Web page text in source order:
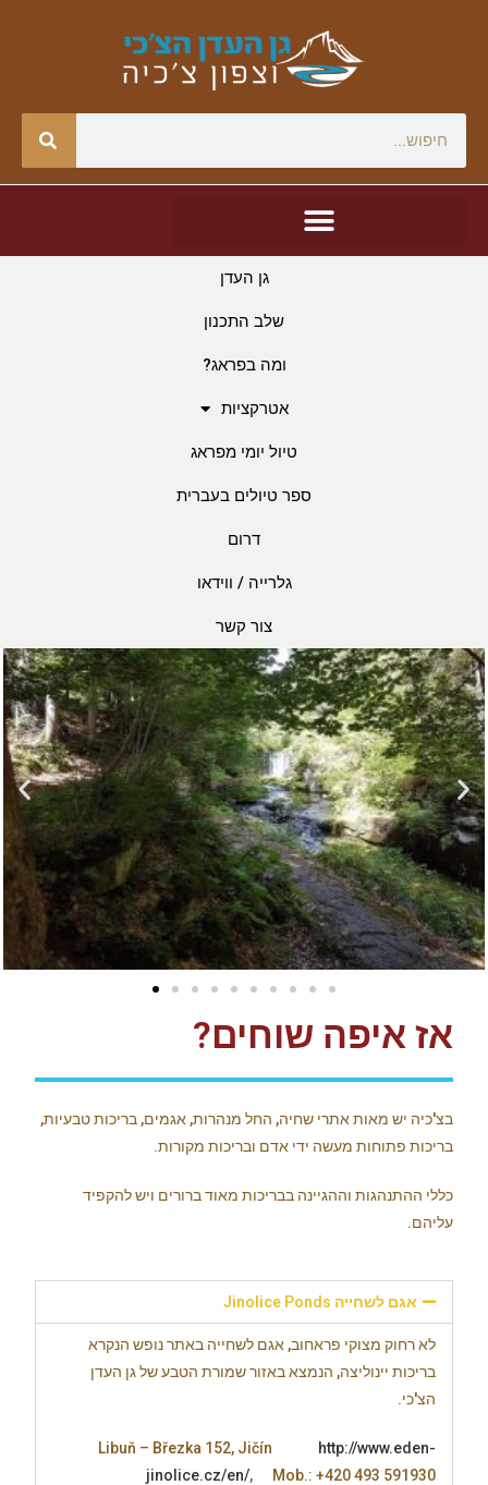
גן העדן
שלב התכנון
ומה בפראג?
אטרקציות
טיול יומי מפראג
ספר טיולים בעברית
דרום
גלרייה / ווידאו
צור קשר
אז איפה שוחים?
בצ'כיה יש מאות אתרי שחיה, החל מנהרות, אגמים, בריכות טבעיות,
בריכות פתוחות מעשה ידי אדם ובריכות מקורות.
כללי ההתנהגות וההגיינה בבריכות מאוד ברורים ויש להקפיד
עליהם.
אגם לשחייה Jinolice Ponds
לא רחוק מצוקי פראחוב, אגם לשחייה באתר נופש הנקרא
בריכות יינוליצה, הנמצא באזור שמורת הטבע של גן העדן
הצ'כי.
Libuň – Březka 152, Jičín
http://www.eden-
jinolice.cz/en/, Mob.: +420 493 591930